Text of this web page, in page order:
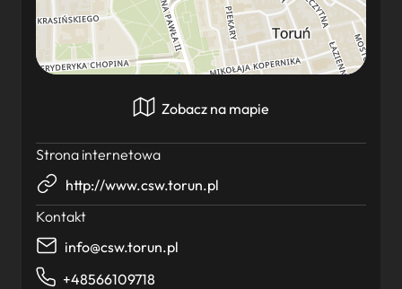
Zobacz na mapie
Strona internetowa
http://www.csw.torun.pl
Kontakt
info@csw.torun.pl
+48566109718